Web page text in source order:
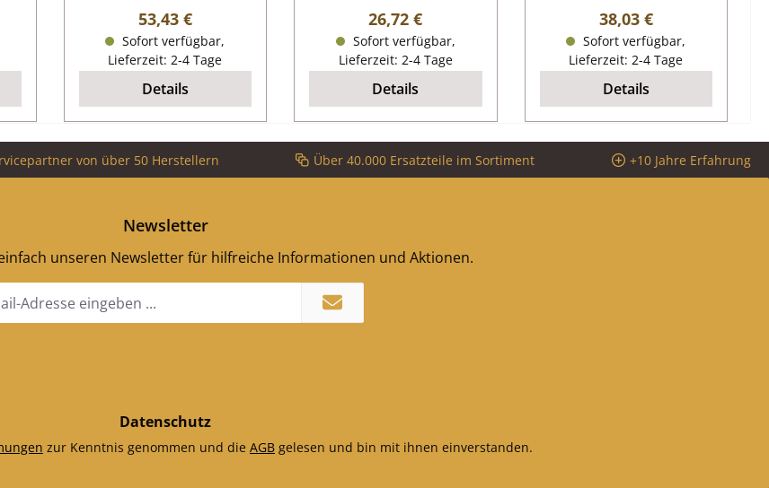
Flammenschild Maße
(B/L/H) 400 mm x 225
mm x 30 mm Material
Vermiculite Position B in
der Explosionszeichnung
Regulärer Preis:
53,43 €
Sofort verfügbar,
Lieferzeit: 2-4 Tage
Details
Flachdichtung Maße
(B/H) 8 mm x 2 mm
Länge 2,00 m
selbstklebend
Regulärer Preis:
26,72 €
Sofort verfügbar,
Lieferzeit: 2-4 Tage
Details
erleichtert. Auch bieten
wir separate
Dichtungsabbinder, die
das Ausfransen der
Kordelenden verhindern.
Koppe KA 500
Türdichtung Eckdaten:
Türband, Dichtung
Kordeldichtung Länge
Regulärer Preis:
38,03 €
Sofort verfügbar,
Lieferzeit: 2-4 Tage
Details
von über 50 Herstellern Über 40.000 Ersatzteile im Sortiment +10 Jahre Erfahrung
Newsletter
unseren Newsletter für hilfreiche Informationen und Aktionen.
Datenschutz
zur Kenntnis genommen und die AGB gelesen und bin mit ihnen einverstanden.